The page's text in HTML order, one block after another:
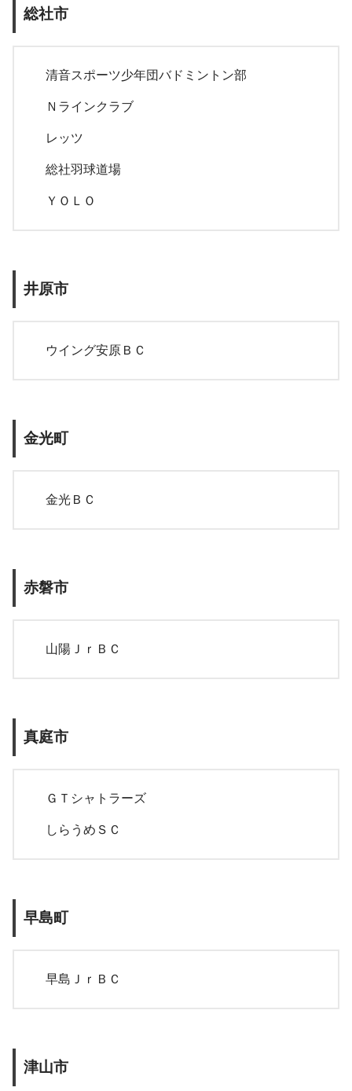
総社市
清音スポーツ少年団バドミントン部
Ｎラインクラブ
レッツ
総社羽球道場
ＹＯＬＯ
井原市
ウイング安原ＢＣ
金光町
金光ＢＣ
赤磐市
山陽ＪｒＢＣ
真庭市
ＧＴシャトラーズ
しらうめＳＣ
早島町
早島ＪｒＢＣ
津山市